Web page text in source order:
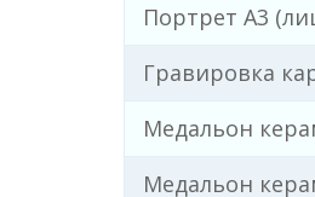
Портрет А3
Гравировка
Медальон
Медальон